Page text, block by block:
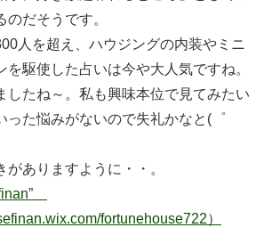
だそうです。
人を超え、ハウジングの内装やミニ
を駆使した占いは今や大人気ですね。
したね～。私も興味本位で見てみたい
った悩みがないので失礼かなと(゜
ありますように・・。
fortunehouse722）